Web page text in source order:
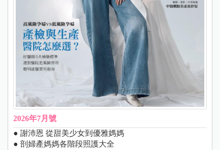
2026年7月號
● 謝沛恩 從甜美少女到優雅媽媽
● 剖婦產媽媽各階段照護大全